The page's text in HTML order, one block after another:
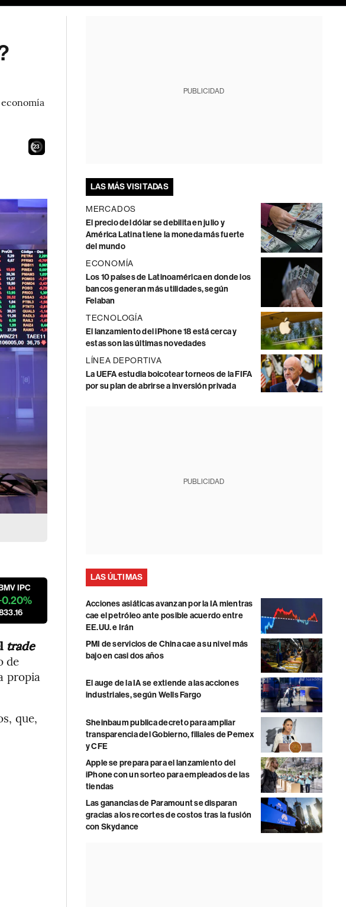
21
IPC
trade
de
propia
que,
PUBLICIDAD
LAS MÁS VISITADAS
MERCADOS
El precio del dólar se debilita en julio y
América Latina tiene la moneda más fuerte
del mundo
ECONOMÍA
Los 10 países de Latinoamérica en donde los
bancos generan más utilidades, según
Felaban
TECNOLOGÍA
El lanzamiento del iPhone 18 está cerca y
estas son las últimas novedades
LÍNEA DEPORTIVA
La UEFA estudia boicotear torneos de la FIFA
por su plan de abrirse a inversión privada
PUBLICIDAD
LAS ÚLTIMAS
Acciones asiáticas avanzan por la IA mientras
cae el petróleo ante posible acuerdo entre
EE.UU. e Irán
PMI de servicios de China cae a su nivel más
bajo en casi dos años
El auge de la IA se extiende a las acciones
industriales, según Wells Fargo
Sheinbaum publica decreto para ampliar
transparencia del Gobierno, filiales de Pemex
y CFE
Apple se prepara para el lanzamiento del
iPhone con un sorteo para empleados de las
tiendas
Las ganancias de Paramount se disparan
gracias a los recortes de costos tras la fusión
con Skydance